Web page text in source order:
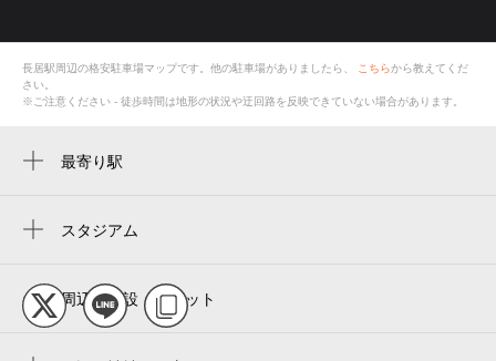
長居駅 周辺の格安駐車場マップです。他の駐車場がありましたら、 こちらから教えてくだ
さい。
※ご注意ください - 徒歩時間は地形の状況や迂回路を反映できていない場合があります。
最寄り駅
鶴ケ丘駅
西田辺駅
スタジアム
yodoko sakura stadium
yanmar hanasaka stadium
周辺の施設・スポット
mプラザ長居駅前